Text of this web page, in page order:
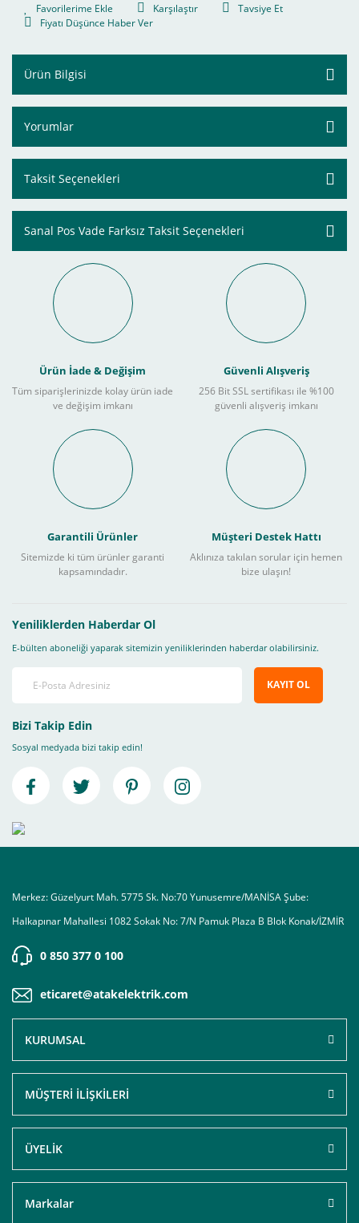
Karşılaştır
Tavsiye Et
Fiyatı Düşünce Haber Ver
Ürün Bilgisi
Yorumlar
Taksit Seçenekleri
Sanal Pos Vade Farksız Taksit Seçenekleri
Ürün İade & Değişim
Tüm siparişlerinizde kolay ürün iade
ve değişim imkanı
Güvenli Alışveriş
256 Bit SSL sertifikası ile %100
güvenli alışveriş imkanı
Garantili Ürünler
Sitemizde ki tüm ürünler garanti
kapsamındadır.
Müşteri Destek Hattı
Aklınıza takılan sorular için hemen
bize ulaşın!
Yeniliklerden Haberdar Ol
E-bülten aboneliği yaparak sitemizin yeniliklerinden haberdar olabilirsiniz.
KAYIT OL
Bizi Takip Edin
Sosyal medyada bizi takip edin!
Merkez: Güzelyurt Mah. 5775 Sk. No:70 Yunusemre/MANİSA Şube:
Halkapınar Mahallesi 1082 Sokak No: 7/N Pamuk Plaza B Blok Konak/İZMİR
0 850 377 0 100
eticaret@atakelektrik.com
KURUMSAL
MÜŞTERİ İLİŞKİLERİ
ÜYELİK
Markalar